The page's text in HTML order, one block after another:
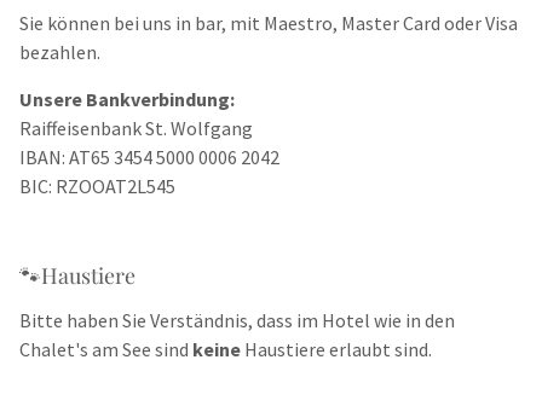
Sie können bei uns in bar, mit Maestro, Master Card oder Visa
bezahlen.
Unsere Bankverbindung:
Raiffeisenbank St. Wolfgang
IBAN: AT65 3454 5000 0006 2042
BIC: RZOOAT2L545
🐾Haustiere
Bitte haben Sie Verständnis, dass im Hotel wie in den
Chalet's am See sind keine Haustiere erlaubt sind.